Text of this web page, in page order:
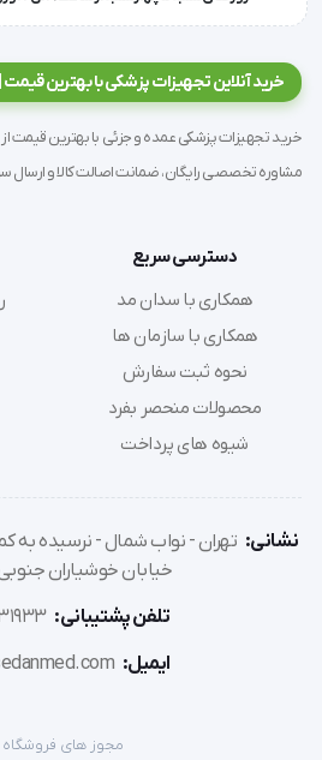
بعد از لیزرتراپی
استفاده در فریزر  جهت تولید
خرید آنلاین تجهیزات پزشکی با بهترین
مشاوره تخصصی رایگان، ضمانت اصالت کالا و ارسال
دسترسی سریع
همکاری با سدان مد
همکاری با سازمان ها
نحوه ثبت سفارش
محصولات منحصر بفرد
شیوه های پرداخت
نشانی: تهران - نواب شمال - نرسیده به
خیابان خوشیاران جنوبی
تلفن پشتیبانی:
ایمیل:
مجوز های فروشگاه